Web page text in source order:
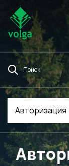
Поиск
Авторизация